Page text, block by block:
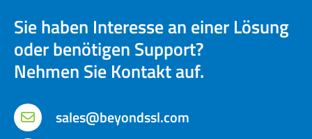
Sie haben Interesse an einer Lösung
oder benötigen Support?
Nehmen Sie Kontakt auf.
sales@beyondssl.com